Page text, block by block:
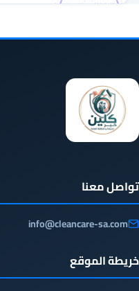
تواصل معنا
info@cleancare-sa.com
خريطة الموقع